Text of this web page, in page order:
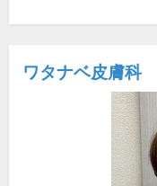
ワタナベ皮膚科